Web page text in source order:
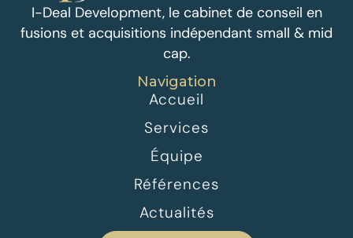
I-Deal Development, le cabinet de conseil en
fusions et acquisitions indépendant small & mid
cap.
Navigation
Accueil
Services
Équipe
Références
Actualités